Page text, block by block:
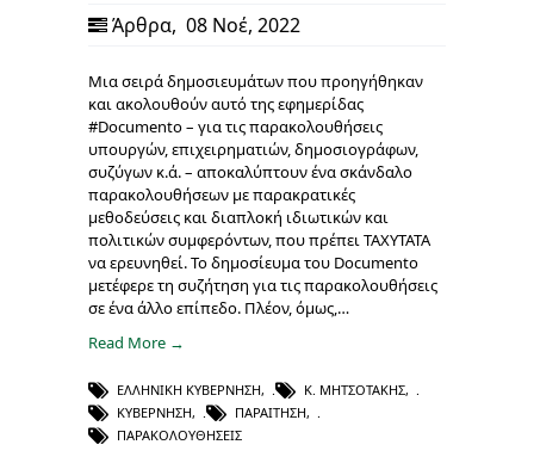
Άρθρα, 08 Νοέ, 2022
Μια σειρά δημοσιευμάτων που προηγήθηκαν
και ακολουθούν αυτό της εφημερίδας
#Documento – για τις παρακολουθήσεις
υπουργών, επιχειρηματιών, δημοσιογράφων,
συζύγων κ.ά. – αποκαλύπτουν ένα σκάνδαλο
παρακολουθήσεων με παρακρατικές
μεθοδεύσεις και διαπλοκή ιδιωτικών και
πολιτικών συμφερόντων, που πρέπει ΤΑΧΥΤΑΤΑ
να ερευνηθεί. Το δημοσίευμα του Documento
μετέφερε τη συζήτηση για τις παρακολουθήσεις
σε ένα άλλο επίπεδο. Πλέον, όμως,…
Read More →
ΕΛΛΗΝΙΚΉ ΚΥΒΈΡΝΗΣΗ, Κ. ΜΗΤΣΟΤΆΚΗΣ,
ΚΥΒΈΡΝΗΣΗ, ΠΑΡΑΊΤΗΣΗ,
ΠΑΡΑΚΟΛΟΥΘΉΣΕΙΣ